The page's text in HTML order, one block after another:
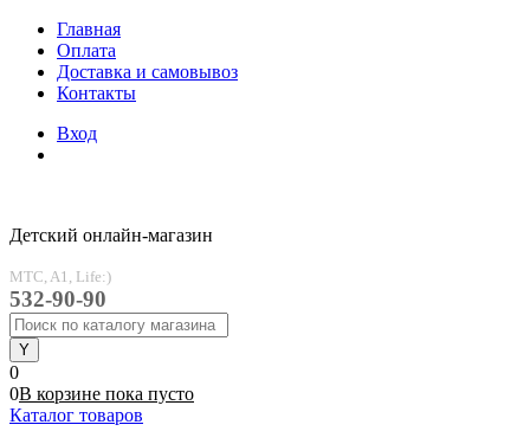
Главная
Оплата
Доставка и самовывоз
Контакты
Вход
Детский онлайн-магазин
MTC, A1, Life:)
532-90-90
0
0В корзине пока пусто
Каталог товаров